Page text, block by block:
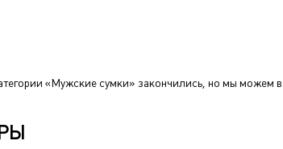
«Мужские сумки» закончились, но мы можем